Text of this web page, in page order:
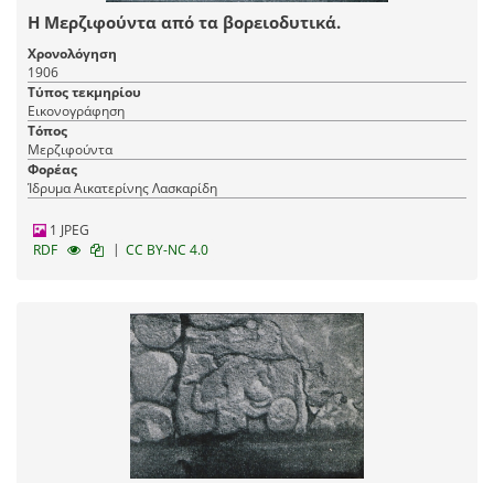
Η Μερζιφούντα από τα βορειοδυτικά.
Χρονολόγηση
1906
Τύπος τεκμηρίου
Εικονογράφηση
Τόπος
Μερζιφούντα
Φορέας
Ίδρυμα Αικατερίνης Λασκαρίδη
1 JPEG
RDF
| CC BY-NC 4.0